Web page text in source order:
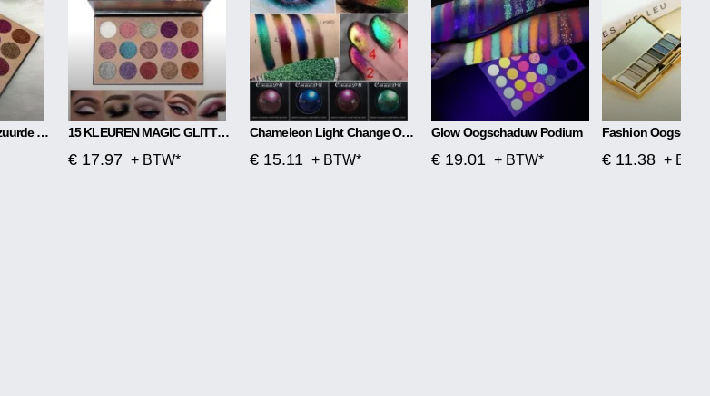
Beauty&nbsp;geglazuurde 15 Kleuren Pailletten Oogschaduw 15 KLEUREN MAGIC GLITTER PALET
€ 17.97 + BTW*
Chameleon Light Change Oogschaduw
€ 15.11 + BTW*
Glow Oogschaduw Podium
€ 19.01 + BTW* € 11.38 +